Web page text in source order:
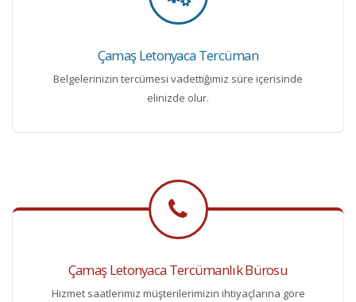
Çamaş Letonyaca Tercüman
Belgelerinizin tercümesi vadettiğimiz süre içerisinde
elinizde olur.
Çamaş Letonyaca Tercümanlık Bürosu
Hizmet saatlerimiz müşterilerimizin ihtiyaçlarına göre